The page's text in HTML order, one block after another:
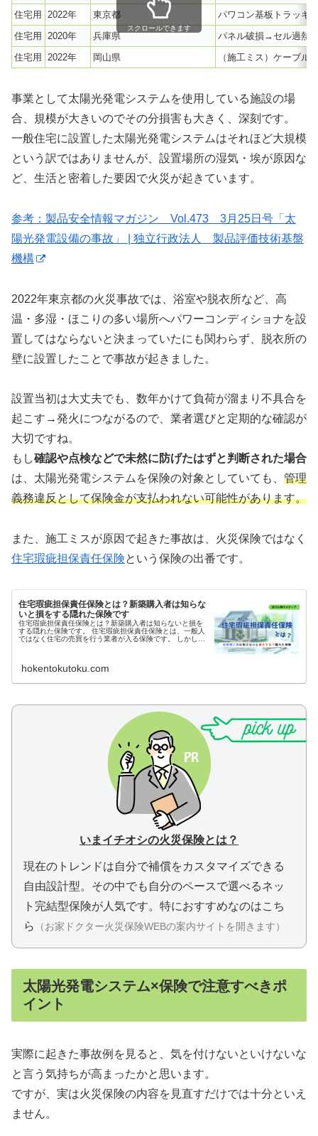
住宅用
2022年 東京都
パワコン基板トラッキ
住宅用
2020年 兵庫県
パネル破損→セル過熱
住宅用
2022年 岡山県 （施工ミス）ケーブル
スクロールできます
事業として太陽光発電システムを使用している施設の場
合、規模が大きいのでその分損害も大きく、深刻です。
一般住宅に設置した太陽光発電システムはそれほど大規模
という訳ではありませんが、設置場所の湿気・埃が原因な
ど、生活と密着した要因で火災が起きています。
参考：製品安全情報マガジン Vol.473 3月25日号「太
陽光発電設備の事故」 | 独立行政法人 製品評価技術基盤
機構
2022年東京都の火災事故では、浴室や脱衣所など、高
温・多湿・ほこりの多い場所へパワーコンディショナを設
置してはならないと決まっていたにも関わらず、脱衣所の
壁に設置したことで事故が起きました。
設置当初は大丈夫でも、数年かけて負荷が溜まり不具合を
起こす→発火につながるので、業者選びと定期的な確認が
大切ですね。
もし確認や点検などで未然に防げたはずと判断された場合
は、太陽光発電システムを保険の対象としていても、 管理
義務違反として保険金が支払われない可能性があります。
また、施工ミスが原因で起きた事故は、火災保険ではなく
住宅瑕疵担保責任保険という保険の出番です。
住宅瑕疵担保責任保険とは？新築購入者は知らな
いと損をする隠れた保険です
住宅瑕疵担保責任保険とは？新築購入者は知らないと損を
する隠れた保険です。 住宅瑕疵担保責任保険とは、一般人
ではなく住宅の売買を行う業者が入る保険です。 しかし、
hokentokutoku.com
いまイチオシの火災保険とは？
現在のトレンドは自分で補償をカスタマイズできる
自由設計型。 その中でも自分のペースで選べるネッ
ト完結型保険が人気です。 特におすすめなのはこち
ら
（お家ドクター火災保険WEBの案内サイトを開きます）
太陽光発電システム×保険で注意すべきポ
イント
実際に起きた事故例を見ると、気を付けないといけないな
と言う気持ちが高まったかと思います。
ですが、実は火災保険の内容を見直すだけでは十分といえ
ません。